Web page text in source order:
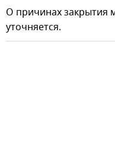
О причинах закрытия
уточняется.